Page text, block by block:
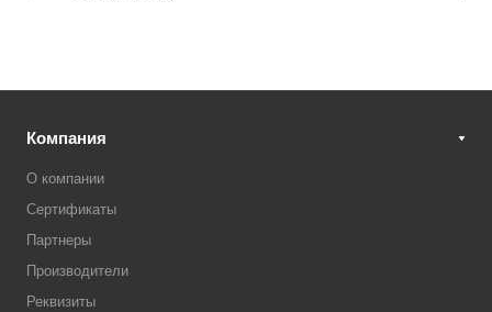
Компания
О компании
Сертификаты
Партнеры
Производители
Реквизиты